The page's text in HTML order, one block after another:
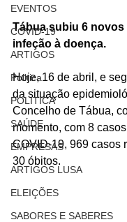
EVENTOS
COVID-19
ARTIGOS
Politica
POLITICA
SAÚDE
EMPRESAS
ARTIGOS LUSA
ELEIÇÕES
SABORES E SABERES
Tábua subiu 6
infeção à doença.
Hoje, 16 de abril, e
da situação
Concelho de Tábua,
momento, com 8
COVID-19, 969 casos
30 óbitos.